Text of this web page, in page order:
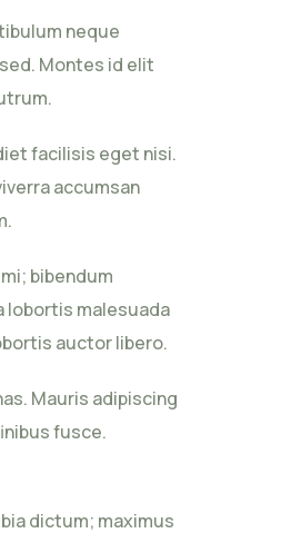
neque
Montes id elit
facilisis eget nisi.
accumsan
bibendum
lobortis malesuada
auctor libero.
Mauris adipiscing
fusce.
dictum; maximus